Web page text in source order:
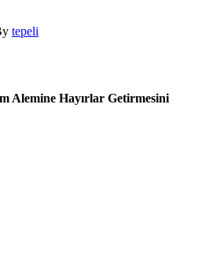
tepeli
Alemine Hayırlar Getirmesini